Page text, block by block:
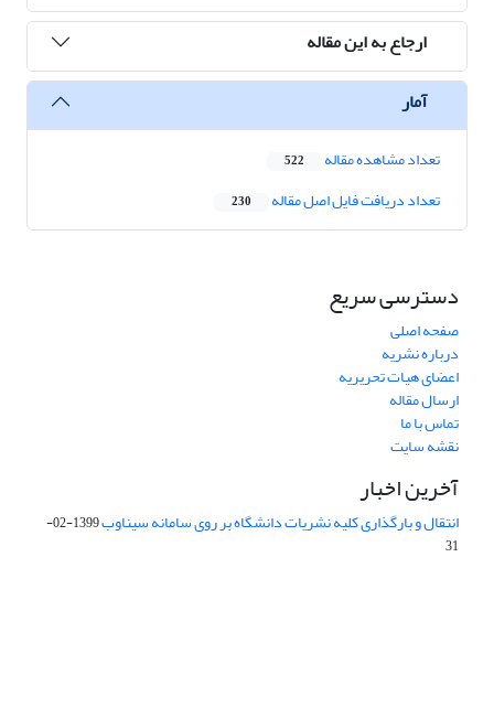
ارجاع به این مقاله
آمار
تعداد مشاهده مقاله 522
تعداد دریافت فایل اصل مقاله 230
دسترسی سریع
صفحه اصلی
درباره نشریه
اعضای هیات تحریریه
ارسال مقاله
تماس با ما
نقشه سایت
آخرین اخبار
انتقال و بارگذاری کلیه نشریات دانشگاه بر روی سامانه سیناوب
1399-02-
31